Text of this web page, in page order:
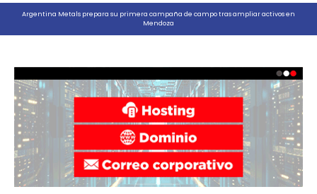
Argentina Metals prepara su primera campaña de campo tras ampliar activos en
Mendoza